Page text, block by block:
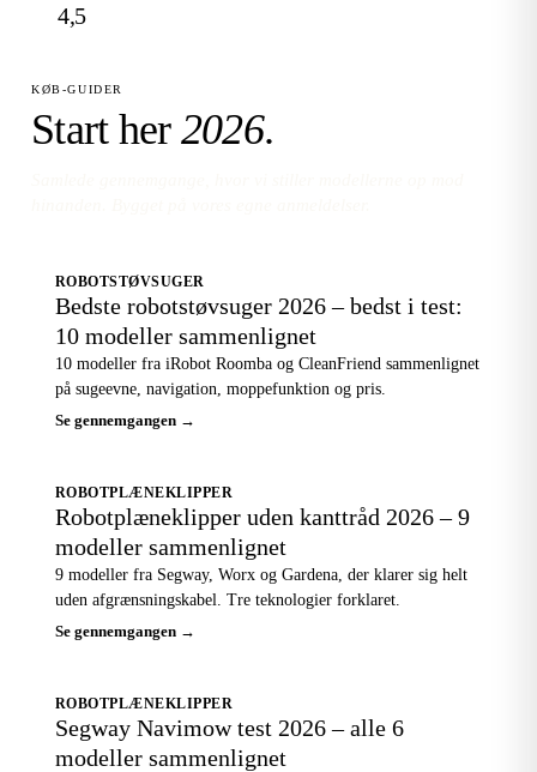
4,5
KØB-GUIDER
Start her 2026.
ROBOTSTØVSUGER
Bedste robotstøvsuger 2026 – bedst i test:
10 modeller sammenlignet
10 modeller fra iRobot Roomba og CleanFriend sammenlignet
på sugeevne, navigation, moppefunktion og pris.
Se gennemgangen →
ROBOTPLÆNEKLIPPER
Robotplæneklipper uden kanttråd 2026 – 9
modeller sammenlignet
9 modeller fra Segway, Worx og Gardena, der klarer sig helt
uden afgrænsningskabel. Tre teknologier forklaret.
Se gennemgangen →
ROBOTPLÆNEKLIPPER
Segway Navimow test 2026 – alle 6
modeller sammenlignet